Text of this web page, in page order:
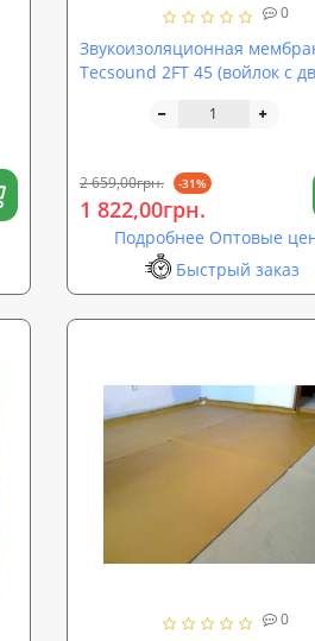
0
Звукоизоляционная
Tecsound 2FT 45 (войлок с
2 659,00грн. -31%
1 822,00грн.
Подробнее Оптовые
Быстрый заказ
0